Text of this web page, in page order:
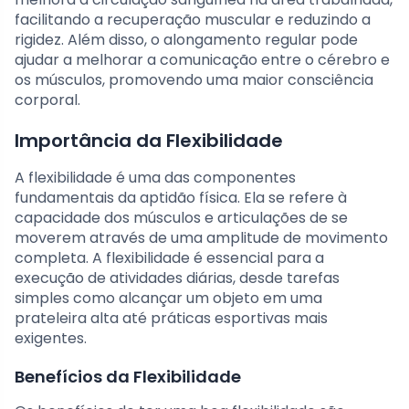
facilitando a recuperação muscular e reduzindo a
rigidez. Além disso, o alongamento regular pode
ajudar a melhorar a comunicação entre o cérebro e
os músculos, promovendo uma maior consciência
corporal.
Importância da Flexibilidade
A flexibilidade é uma das componentes
fundamentais da aptidão física. Ela se refere à
capacidade dos músculos e articulações de se
moverem através de uma amplitude de movimento
completa. A flexibilidade é essencial para a
execução de atividades diárias, desde tarefas
simples como alcançar um objeto em uma
prateleira alta até práticas esportivas mais
exigentes.
Benefícios da Flexibilidade